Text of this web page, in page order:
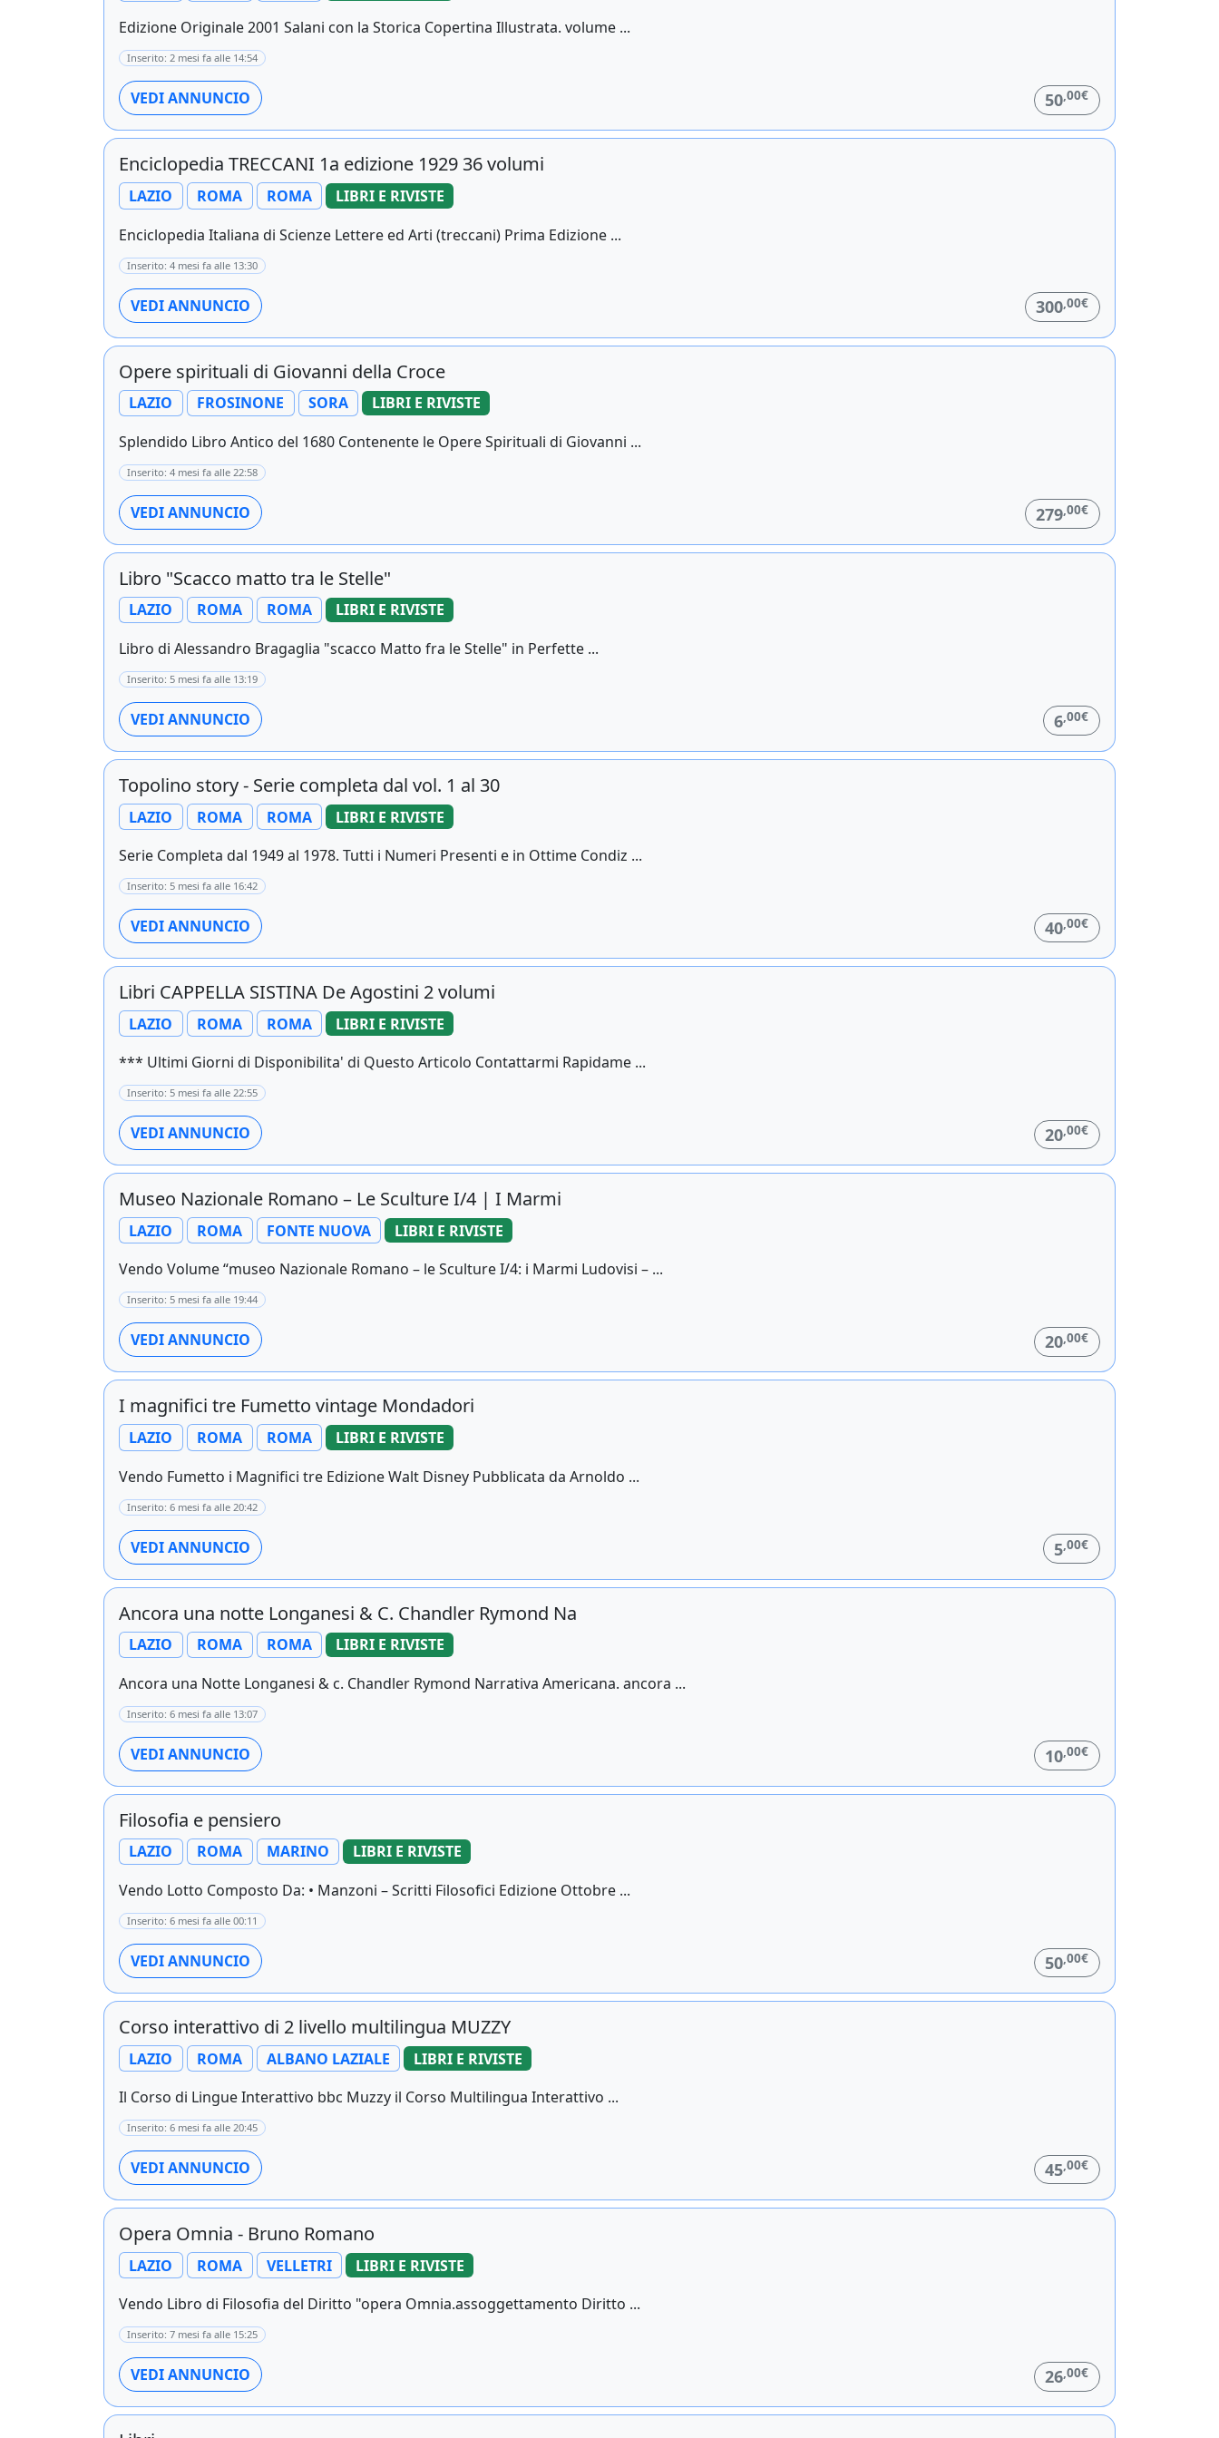
Edizione Originale 2001 Salani con la Storica Copertina Illustrata. volume ...
Inserito: 2 mesi fa alle 14:54
VEDI ANNUNCIO 50,00€
Enciclopedia TRECCANI 1a edizione 1929 36 volumi
LAZIO ROMA ROMA
LIBRI E RIVISTE
Enciclopedia Italiana di Scienze Lettere ed Arti (treccani) Prima Edizione ...
Inserito: 4 mesi fa alle 13:30
VEDI ANNUNCIO 300,00€
Opere spirituali di Giovanni della Croce
LAZIO FROSINONE SORA
LIBRI E RIVISTE
Splendido Libro Antico del 1680 Contenente le Opere Spirituali di Giovanni ...
Inserito: 4 mesi fa alle 22:58
VEDI ANNUNCIO 279,00€
Libro "Scacco matto tra le Stelle"
LAZIO ROMA ROMA
LIBRI E RIVISTE
Libro di Alessandro Bragaglia "scacco Matto fra le Stelle" in Perfette ...
Inserito: 5 mesi fa alle 13:19
VEDI ANNUNCIO 6,00€
Topolino story - Serie completa dal vol. 1 al 30
LAZIO ROMA ROMA
LIBRI E RIVISTE
Serie Completa dal 1949 al 1978. Tutti i Numeri Presenti e in Ottime Condiz ...
Inserito: 5 mesi fa alle 16:42
VEDI ANNUNCIO 40,00€
Libri CAPPELLA SISTINA De Agostini 2 volumi
LAZIO ROMA ROMA
LIBRI E RIVISTE
*** Ultimi Giorni di Disponibilita' di Questo Articolo Contattarmi Rapidame ...
Inserito: 5 mesi fa alle 22:55
VEDI ANNUNCIO 20,00€
Museo Nazionale Romano – Le Sculture I/4 | I Marmi
LAZIO ROMA FONTE NUOVA
LIBRI E RIVISTE
Vendo Volume “museo Nazionale Romano – le Sculture I/4: i Marmi Ludovisi – ...
Inserito: 5 mesi fa alle 19:44
VEDI ANNUNCIO 20 ,00€
I magnifici tre Fumetto vintage Mondadori
LAZIO ROMA ROMA
LIBRI E RIVISTE
Vendo Fumetto i Magnifici tre Edizione Walt Disney Pubblicata da Arnoldo ...
Inserito: 6 mesi fa alle 20:42
VEDI ANNUNCIO 5,00€
Ancora una notte Longanesi & C. Chandler Rymond Na
LAZIO ROMA ROMA
LIBRI E RIVISTE
Ancora una Notte Longanesi & c. Chandler Rymond Narrativa Americana. ancora ...
Inserito: 6 mesi fa alle 13:07
VEDI ANNUNCIO 10,00€
Filosofia e pensiero
LAZIO ROMA MARINO
LIBRI E RIVISTE
Vendo Lotto Composto Da: • Manzoni – Scritti Filosofici Edizione Ottobre ...
Inserito: 6 mesi fa alle 00:11
VEDI ANNUNCIO 50,00€
Corso interattivo di 2 livello multilingua MUZZY
LAZIO ROMA ALBANO LAZIALE
LIBRI E RIVISTE
Il Corso di Lingue Interattivo bbc Muzzy il Corso Multilingua Interattivo ...
Inserito: 6 mesi fa alle 20:45
VEDI ANNUNCIO 45,00€
Opera Omnia - Bruno Romano
LAZIO ROMA VELLETRI
LIBRI E RIVISTE
Vendo Libro di Filosofia del Diritto "opera Omnia.assoggettamento Diritto ...
Inserito: 7 mesi fa alle 15:25
VEDI ANNUNCIO 26 ,00€